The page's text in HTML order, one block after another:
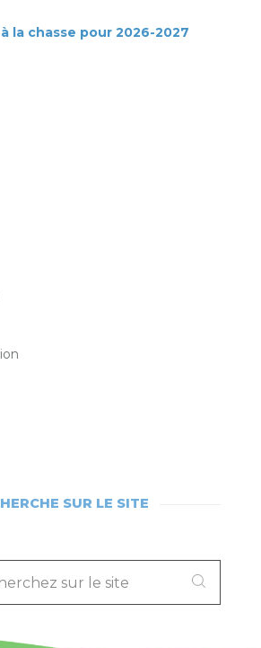
la chasse pour 2026-2027
SUR LE SITE
RECHERCHEZ
LE
SITE